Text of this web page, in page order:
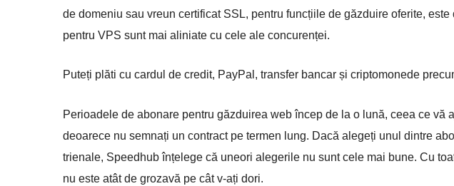
de domeniu sau vreun certificat SSL, pentru funcțiile de găzduire oferite,
pentru VPS sunt mai aliniate cu cele ale concurenței.
Puteți plăti cu cardul de credit, PayPal, transfer bancar și criptomonede
Perioadele de abonare pentru găzduirea web încep de la o lună, ceea ce vă
deoarece nu semnați un contract pe termen lung. Dacă alegeți unul dintre
trienale, Speedhub înțelege că uneori alegerile nu sunt cele mai bune. Cu
nu este atât de grozavă pe cât v-ați dori.